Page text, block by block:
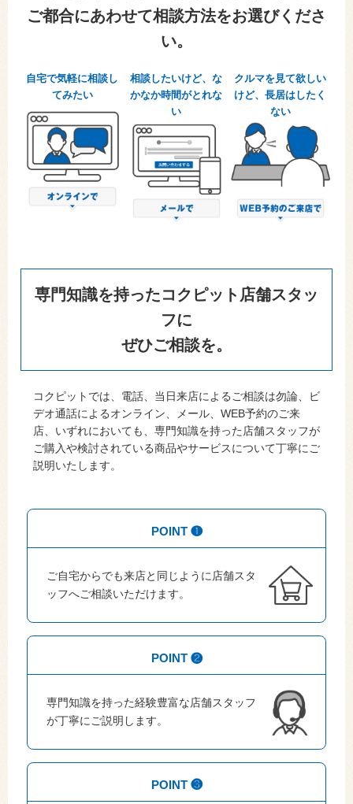
ご都合にあわせて相談方法をお選びくださ
い。
自宅で気軽に相談し
てみたい
相談したいけど、な
かなか時間がとれな
い
クルマを見て欲しい
けど、長居はしたく
ない
専門知識を持ったコクピット店舗スタッ
フに
ぜひご相談を。
コクピットでは、電話、当日来店によるご相談は勿論、ビ
デオ通話によるオンライン、メール、WEB予約のご来
店、いずれにおいても、専門知識を持った店舗スタッフが
ご購入や検討されている商品やサービスについて丁寧にご
説明いたします。
POINT ❶
ご自宅からでも来店と同じように店舗スタ
ッフへご相談いただけます。
POINT ❷
専門知識を持った経験豊富な店舗スタッフ
が丁寧にご説明します。
POINT ❸